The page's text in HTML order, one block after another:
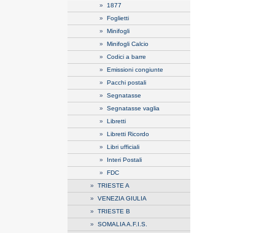
» 1877
» Foglietti
» Minifogli
» Minifogli Calcio
» Codici a barre
» Emissioni congiunte
» Pacchi postali
» Segnatasse
» Segnatasse vaglia
» Libretti
» Libretti Ricordo
» Libri ufficiali
» Interi Postali
» FDC
» TRIESTE A
» VENEZIA GIULIA
» TRIESTE B
» SOMALIA A.F.I.S.